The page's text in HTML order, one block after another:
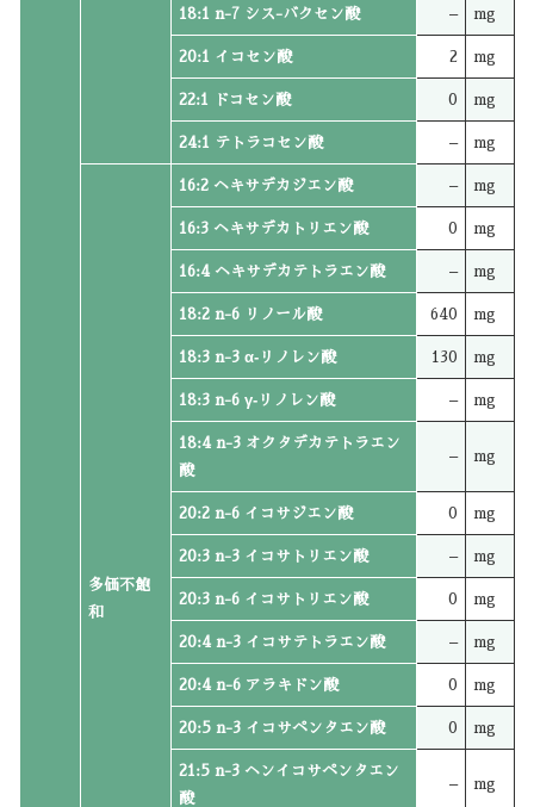
18:1 n-7 シス-バクセン酸 – mg
20:1 イコセン酸 2 mg
22:1 ドコセン酸 0 mg
24:1 テトラコセン酸 – mg
多価不飽
和
16:2 ヘキサデカジエン酸 – mg
16:3 ヘキサデカトリエン酸 0 mg
16:4 ヘキサデカテトラエン酸 – mg
18:2 n-6 リノール酸 640 mg
18:3 n-3 α‐リノレン酸 130 mg
18:3 n-6 γ‐リノレン酸 – mg
18:4 n-3 オクタデカテトラエン
酸
– mg
20:2 n-6 イコサジエン酸 0 mg
20:3 n-3 イコサトリエン酸 – mg
20:3 n-6 イコサトリエン酸 0 mg
20:4 n-3 イコサテトラエン酸 – mg
20:4 n-6 アラキドン酸 0 mg
20:5 n-3 イコサペンタエン酸 0 mg
21:5 n-3 ヘンイコサペンタエン
酸
– mg